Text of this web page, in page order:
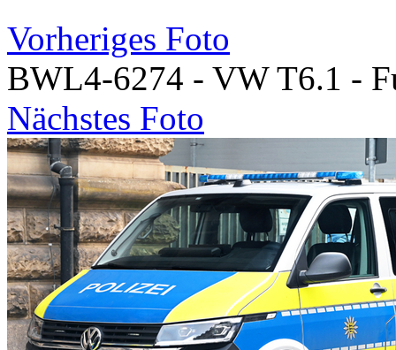
Vorheriges Foto
BWL4-6274 - VW T6.1 -
Nächstes Foto